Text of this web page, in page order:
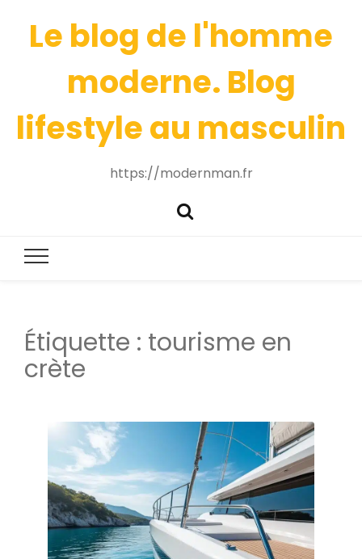
Le blog de l'homme
moderne. Blog
lifestyle au masculin
https://modernman.fr
Étiquette : tourisme en
crète